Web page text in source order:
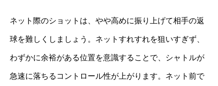
ネット際のショットは、やや高めに振り上げて相手の返
球を難しくしましょう。ネットすれすれを狙いすぎず、
わずかに余裕がある位置を意識することで、シャトルが
急速に落ちるコントロール性が上がります。ネット前で